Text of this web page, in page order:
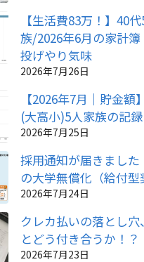
【生活費83万！】40
族/2026年6月の家計
投げやり気味
2026年7月26日
【2026年7月｜貯金額
(大高小)5人家族の記録
2026年7月25日
採用通知が届きました
の大学無償化（給付型
2026年7月24日
クレカ払いの落とし
とどう付き合うか！？
2026年7月23日